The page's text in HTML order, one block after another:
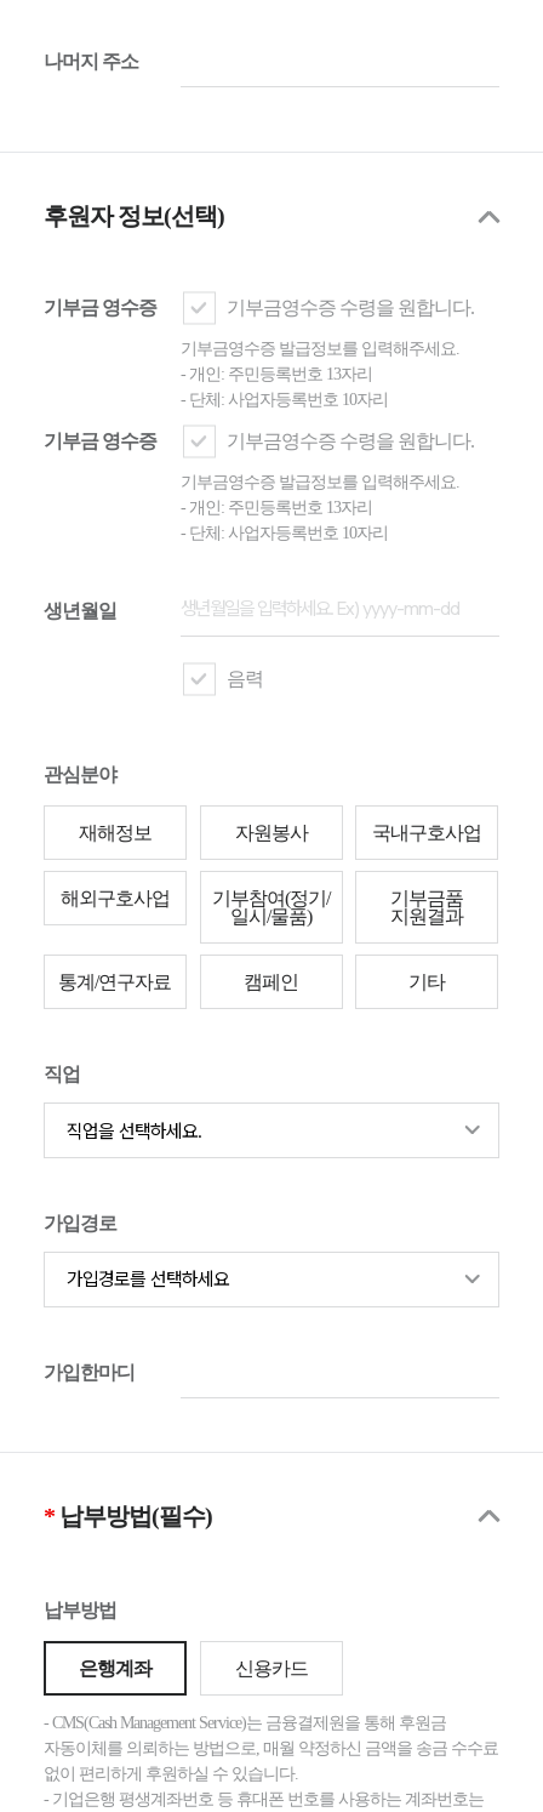
나머지 주소
후원자 정보(선택)
기부금 영수증 기부금영수증 수령을 원합니다.
기부금영수증 발급정보를 입력해주세요.
- 개인: 주민등록번호 13자리
- 단체: 사업자등록번호 10자리
기부금 영수증 기부금영수증 수령을 원합니다.
기부금영수증 발급정보를 입력해주세요.
- 개인: 주민등록번호 13자리
- 단체: 사업자등록번호 10자리
생년월일
음력
관심분야
재해정보 자원봉사 국내구호사업
해외구호사업
기부참여(정기/
일시/물품)
기부금품
지원결과
통계/연구자료 캠페인 기타
직업
가입경로
가입한마디
납부방법(필수)
납부방법
은행계좌 신용카드
- CMS(Cash Management Service)는 금융결제원을 통해 후원금
자동이체를 의뢰하는 방법으로, 매월 약정하신 금액을 송금 수수료
없이 편리하게 후원하실 수 있습니다.
- 기업은행 평생계좌번호 등 휴대폰 번호를 사용하는 계좌번호는